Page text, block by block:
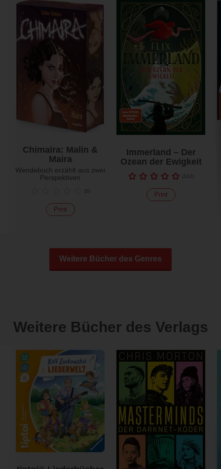
Chimaira: Malin &
Maira
Wendebuch erzählt aus zwei
Perspektiven
(0)
Print
Immerland – Der
Ozean der Ewigkeit
(142)
Print
Weitere Bücher des Genres
Weitere Bücher des Verlags